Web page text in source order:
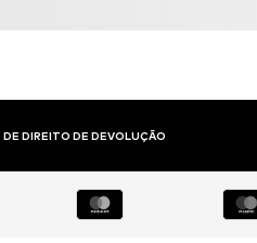
DE DIREITO DE DEVOLUÇÃO